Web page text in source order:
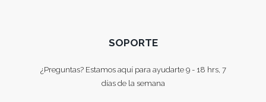
SOPORTE
¿Preguntas? Estamos aquí para ayudarte 9 - 18 hrs, 7
días de la semana